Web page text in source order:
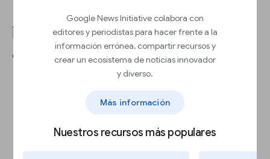
Google News Initiative colabora con
editores y periodistas para hacer frente a la
información errónea, compartir recursos y
crear un ecosistema de noticias innovador
y diverso.
Más información
Nuestros recursos más populares
pedirle a los usuarios que
inhabiliten los bloqueadores de
anuncios?
Inclúyenos en tu lista de permitidos
Inhabilita el bloqueador de anuncios